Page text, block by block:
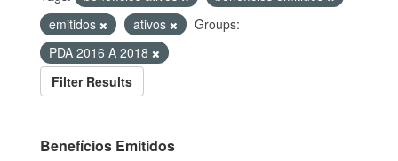
emitidos
ativos
Groups:
PDA 2016 A 2018
Filter Results
Benefícios Emitidos